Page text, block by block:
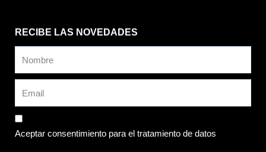
RECIBE LAS NOVEDADES
Aceptar consentimiento para el tratamiento de datos